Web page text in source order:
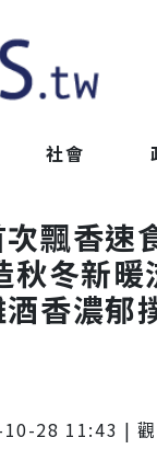
社會
飄香速
秋冬新
香濃郁
28 11:43 |